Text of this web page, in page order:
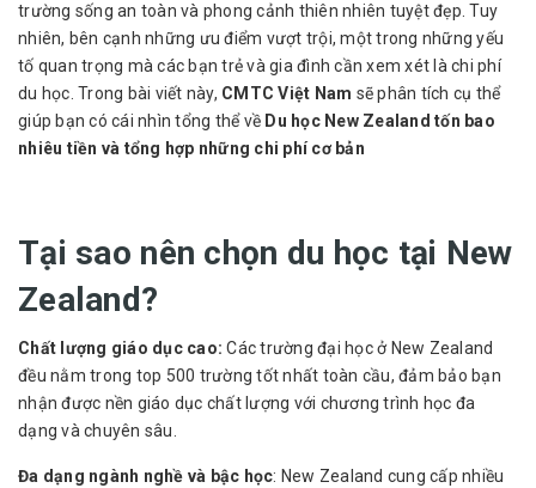
trường sống an toàn và phong cảnh thiên nhiên tuyệt đẹp. Tuy
nhiên, bên cạnh những ưu điểm vượt trội, một trong những yếu
tố quan trọng mà các bạn trẻ và gia đình cần xem xét là chi phí
du học. Trong bài viết này, CMTC Việt Nam sẽ phân tích cụ thể
giúp bạn có cái nhìn tổng thể về Du học New Zealand tốn bao
nhiêu tiền và tổng hợp những chi phí cơ bản
Tại sao nên chọn du học tại New
Zealand?
Chất lượng giáo dục cao:Các trường đại học ở New Zealand
đều nằm trong top 500 trường tốt nhất toàn cầu, đảm bảo bạn
nhận được nền giáo dục chất lượng với chương trình học đa
dạng và chuyên sâu.
Đa dạng ngành nghề và bậc học: New Zealand cung cấp nhiều